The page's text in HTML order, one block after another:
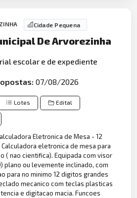
Cidade Pequena
De Arvorezinha
escolar e de expediente
07/08/2026
Lotes Edital
Eletronica de Mesa - 12
eletronica de mesa para
( nao cientifica). Equipada com visor
plano ou levemente inclinado, com
para no minimo 12 digitos grandes
mecanico com teclas plasticas
e digitacao macia. Funcoes